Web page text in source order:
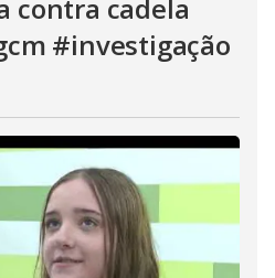
contra cadela
#investigação